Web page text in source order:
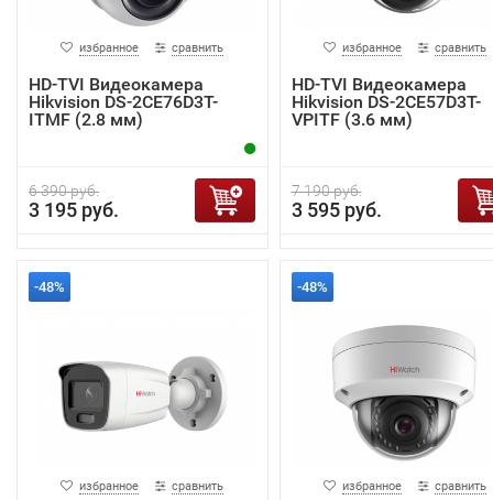
избранное сравнить
HD-TVI Видеокамера
Hikvision DS-2CE76D3T-
ITMF (2.8 мм)
6 390 руб.
3 195 руб.
избранное сравнить
HD-TVI Видеокамера
Hikvision DS-2CE57D3T-
VPITF (3.6 мм)
7 190 руб.
3 595 руб.
-48%
избранное сравнить
-48%
избранное сравнить